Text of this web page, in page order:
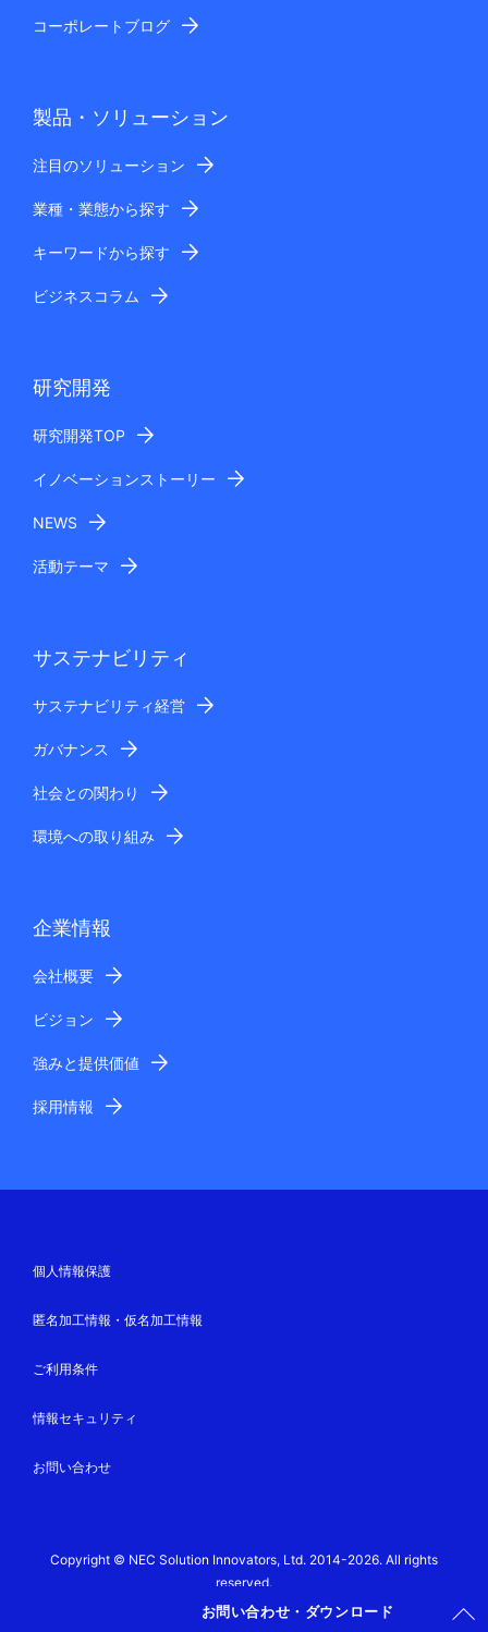
お問い合わせ・ダウンロード
コーポレートブログ
製品・ソリューション
注目のソリューション
業種・業態から探す
キーワードから探す
ビジネスコラム
研究開発
研究開発TOP
イノベーションストーリー
NEWS
活動テーマ
サステナビリティ
サステナビリティ経営
ガバナンス
社会との関わり
環境への取り組み
企業情報
会社概要
ビジョン
強みと提供価値
採用情報
個人情報保護
匿名加工情報・仮名加工情報
ご利用条件
情報セキュリティ
お問い合わせ
Copyright © NEC Solution Innovators, Ltd. 2014-2026. All rights
reserved.